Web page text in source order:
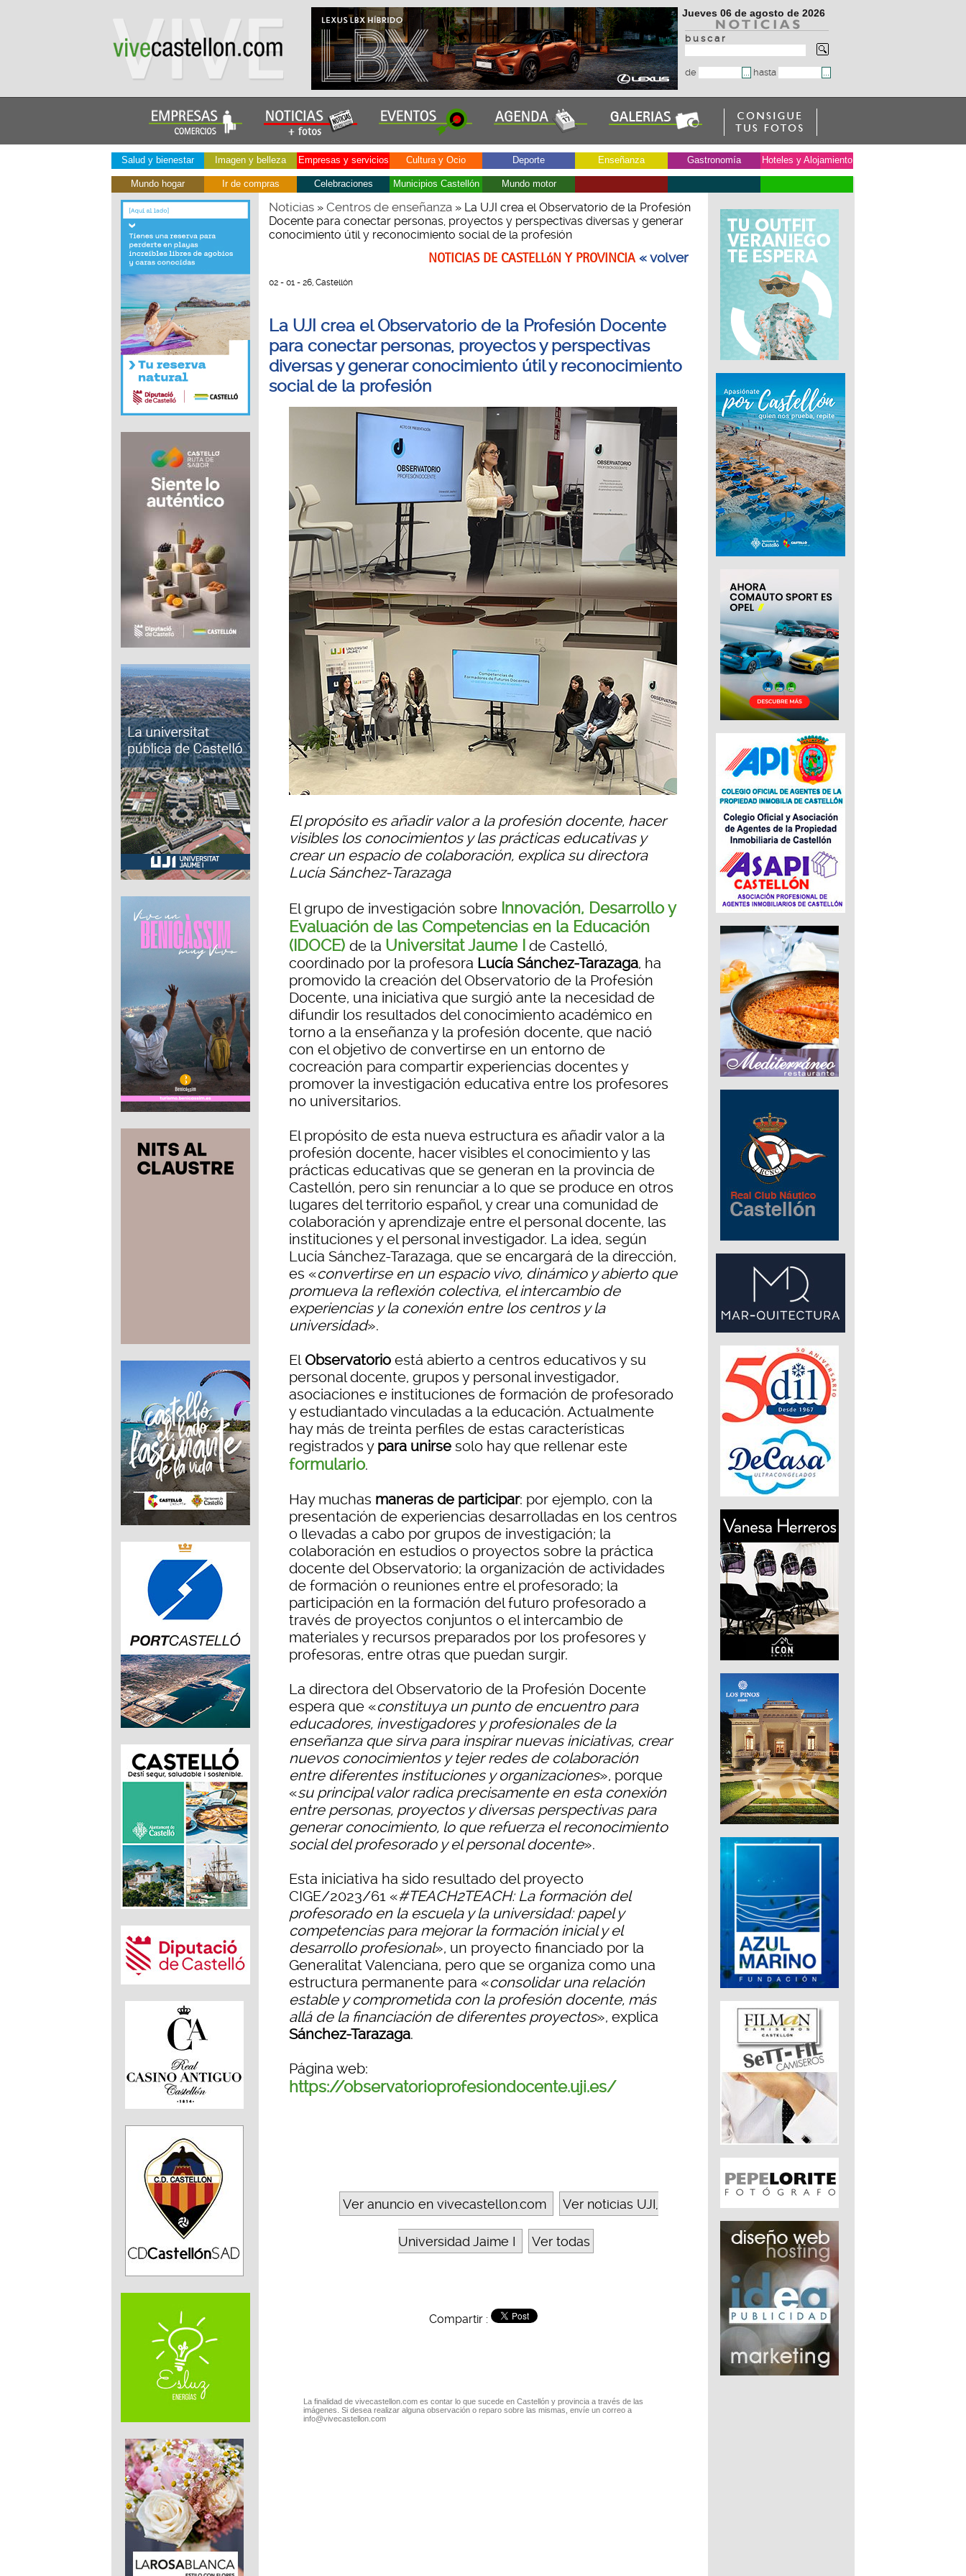
Jueves 06 de agosto de 2026
b u s c a r
de hasta
Salud y bienestar Imagen y belleza Empresas y servicios Cultura y Ocio Deporte Enseñanza Gastronomía Hoteles y Alojamiento
Mundo hogar Ir de compras Celebraciones Municipios Castellón Mundo motor
Noticias» Centros de enseñanza» La UJI crea el Observatorio de la Profesión
Docente para conectar personas, proyectos y perspectivas diversas y generar
conocimiento útil y reconocimiento social de la profesión
NOTICIAS DE CASTELLóN Y PROVINCIA« volver
02 - 01 - 26, Castellón
La UJI crea el Observatorio de la Profesión Docente
para conectar personas, proyectos y perspectivas
diversas y generar conocimiento útil y reconocimiento
social de la profesión
El propósito es añadir valor a la profesión docente, hacer
visibles los conocimientos y las prácticas educativas y
crear un espacio de colaboración, explica su directora
Lucía Sánchez-Tarazaga
El grupo de investigación sobre Innovación, Desarrollo y
Evaluación de las Competencias en la Educación
(IDOCE) de la Universitat Jaume I
de Castelló,
coordinado por la profesora Lucía Sánchez-Tarazaga, ha
promovido la creación del Observatorio de la Profesión
Docente, una iniciativa que surgió ante la necesidad de
difundir los resultados del conocimiento académico en
torno a la enseñanza y la profesión docente, que nació
con el objetivo de convertirse en un entorno de
cocreación para compartir experiencias docentes y
promover la investigación educativa entre los profesores
no universitarios.
El propósito de esta nueva estructura es añadir valor a la
profesión docente, hacer visibles el conocimiento y las
prácticas educativas que se generan en la provincia de
Castellón, pero sin renunciar a lo que se produce en otros
lugares del territorio español, y crear una comunidad de
colaboración y aprendizaje entre el personal docente, las
instituciones y el personal investigador. La idea, según
Lucía Sánchez-Tarazaga, que se encargará de la dirección,
es «convertirse en un espacio vivo, dinámico y abierto que
promueva la reflexión colectiva, el intercambio de
experiencias y la conexión entre los centros y la
universidad».
ElObservatorio está abierto a centros educativos y su
personal docente, grupos y personal investigador,
asociaciones e instituciones de formación de profesorado
y estudiantado vinculadas a la educación. Actualmente
hay más de treinta perfiles de estas características
registrados y para unirse solo hay que rellenar este
formulario.
Hay muchas maneras de participar: por ejemplo, con la
presentación de experiencias desarrolladas en los centros
o llevadas a cabo por grupos de investigación; la
colaboración en estudios o proyectos sobre la práctica
docente del Observatorio; la organización de actividades
de formación o reuniones entre el profesorado; la
participación en la formación del futuro profesorado a
través de proyectos conjuntos o el intercambio de
materiales y recursos preparados por los profesores y
profesoras, entre otras que puedan surgir.
La directora del Observatorio de la Profesión Docente
espera que «constituya un punto de encuentro para
educadores, investigadores y profesionales de la
enseñanza que sirva para inspirar nuevas iniciativas, crear
nuevos conocimientos y tejer redes de colaboración
entre diferentes instituciones y organizaciones», porque
«su principal valor radica precisamente en esta conexión
entre personas, proyectos y diversas perspectivas para
generar conocimiento, lo que refuerza el reconocimiento
social del profesorado y el personal docente».
Esta iniciativa ha sido resultado del proyecto
CIGE/2023/61 «#TEACH2TEACH: La formación del
profesorado en la escuela y la universidad: papel y
competencias para mejorar la formación inicial y el
desarrollo profesional», un proyecto financiado por la
Generalitat Valenciana, pero que se organiza como una
estructura permanente para «consolidar una relación
estable y comprometida con la profesión docente, más
allá de la financiación de diferentes proyectos», explica
Sánchez-Tarazaga.
Página web:
https://observatorioprofesiondocente.uji.es/
Ver anuncio en vivecastellon.com Ver noticias UJI,
Universidad Jaime I Ver todas
Compartir :
La finalidad de vivecastellon.com es contar lo que sucede en Castellón y provincia a través de las
imágenes. Si desea realizar alguna observación o reparo sobre las mismas, envíe un correo a
info@vivecastellon.com